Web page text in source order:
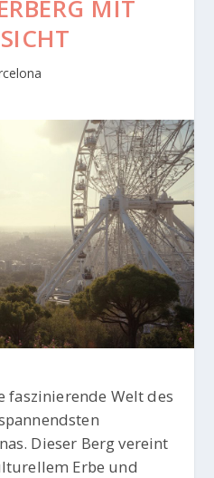
MIT
faszinierende Welt des
Dieser Berg vereint
Erbe und